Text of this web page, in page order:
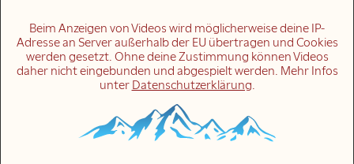
Aber das nützt dir nichts. Du isst trotzdem zu viel, oder die
falschen Sachen – oder beides. Du machst trotzdem Sachen,
die dich vielleicht aufregen und den Blutdruck in die Höhe
treiben.
Und weißt du, die meisten Menschen wissen nicht, warum der
„Meditiere”
. Es geht überhaupt nicht darum, dass
du dich nicht um deine Probleme kümmerst, die anstehen, und
stattdessen meditierst und dich sozusagen von der Welt und
Beim Anzeigen von Videos wird möglicherweise deine IP-
Adresse an Server außerhalb der EU übertragen und Cookies
werden gesetzt. Ohne deine Zustimmung können Videos
daher nicht eingebunden und abgespielt werden. Mehr Infos
unter Datenschutzerklärung.